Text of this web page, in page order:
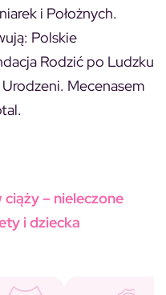
i Położnych.
Polskie
Rodzić po Ludzku
Mecenasem
– nieleczone
i dziecka